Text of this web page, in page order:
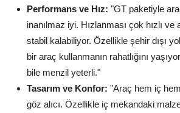
Performans ve Hız: "GT paketiyle
inanılmaz iyi. Hızlanması çok hızlı
stabil kalabiliyor. Özellikle şehir dışı
bir araç kullanmanın rahatlığını
bile menzil yeterli."
Tasarım ve Konfor: "Araç hem iç
göz alıcı. Özellikle iç mekandaki